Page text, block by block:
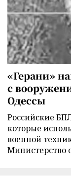
«Герани»
с
Одессы
Российские
которые
военной
Министерство